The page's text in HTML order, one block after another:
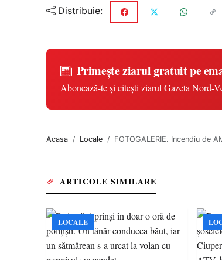
Distribuie:
Primește ziarul gratuit pe
Abonează-te și citești ziarul Gazeta Nord-
Acasa Locale FOTOGALERIE. Incendiu de
ARTICOLE SIMILARE
LOCALE